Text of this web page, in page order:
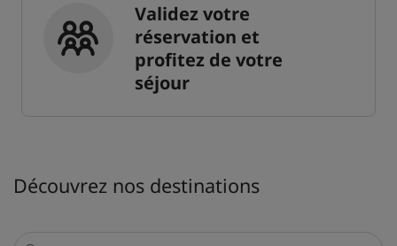
Validez votre
réservation et
profitez de votre
séjour
Découvrez nos destinations